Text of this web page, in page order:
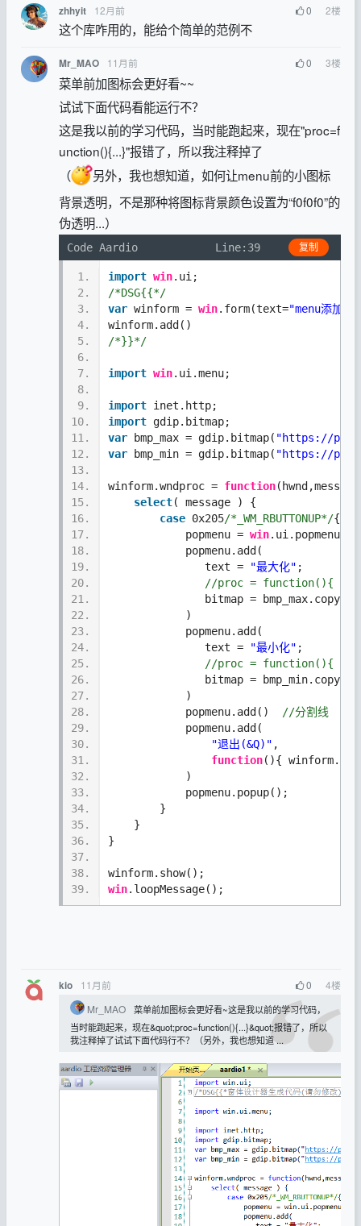
zhhyit 12月前 0 2楼
这个库咋用的，能给个简单的范例不
Mr_MAO 11月前 0 3楼
菜单前加图标会更好看~~
试试下面代码看能运行不？
这是我以前的学习代码，当时能跑起来，现在"proc=f
unction(){...}"报错了，所以我注释掉了
（
另外，我也想知道，如何让menu前的小图标
背景透明，不是那种将图标背景颜色设置为“f0f0f0”的
伪透明...）
Code Aardio Line:39 复制
1.
2.
3.
4.
5.
6.
7.
8.
9.
10.
11.
12.
13.
14.
15.
16.
17.
18.
19.
20.
21.
22.
23.
24.
25.
26.
27.
28.
29.
30.
31.
32.
33.
34.
35.
36.
37.
38.
39.
import win.ui;
/*DSG{{*/
var winform = win.form(text="menu添加小
winform.add()
/*}}*/
import win.ui.menu;
import inet.http;
import gdip.bitmap;
var bmp_max = gdip.bitmap( "https://
var bmp_min = gdip.bitmap( "https://
winform.wndproc = function
select( message ) {
case 0x205/*_WM_RBUTTONUP*/{
            popmenu =
win
            popmenu.add(
               text =
"最大化" ;
//proc = function(){
bitmap =
            )
            popmenu.add(
               text =
"最小化" ;
//proc = function(){
bitmap =
            )
            popmenu.add()
//分割线
            popmenu.add(
"退出(&Q)" ,
function(){
            )
            popmenu.popup();
        }
    }
}
winform.show();
win.loopMessage();
kio 11月前 0 4楼
Mr_MAO
菜单前加图标会更好看~这是我以前的学习代码，
当时能跑起来，现在&quot;proc=function(){...}&quot;报错了，所以
我注释掉了试试下面代码行不？（另外，我也想知道 ...